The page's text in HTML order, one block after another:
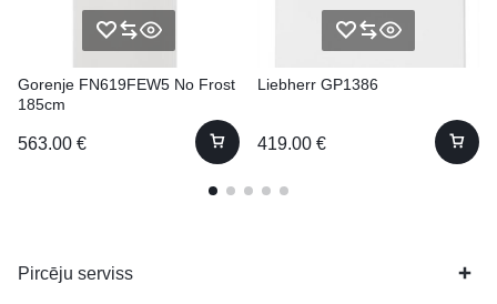
Gorenje FN619FEW5 No Frost
185cm
563.00 €
Liebherr GP1386
419.00 €
Pircēju serviss